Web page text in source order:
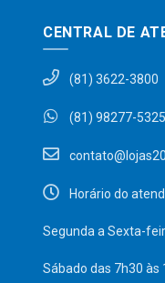
CENTRAL DE
(81) 3622-3800
(81) 98277-5325
Horário do
Segunda a Sexta-
Sábado das 7h30 às